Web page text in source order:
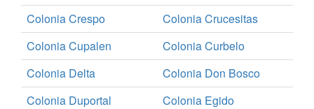
Colonia Crespo
Colonia Crucesitas
Colonia Cupalen
Colonia Curbelo
Colonia Delta
Colonia Don Bosco
Colonia Duportal
Colonia Egido